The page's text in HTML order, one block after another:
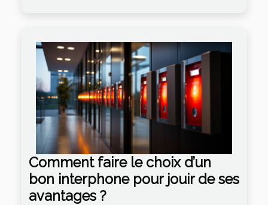
Comment faire le choix d’un
bon interphone pour jouir de ses
avantages ?